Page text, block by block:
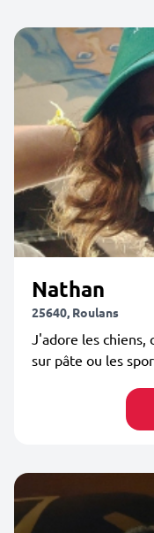
Nathan
25640, Roulans
J'adore les
sur pâte ou les